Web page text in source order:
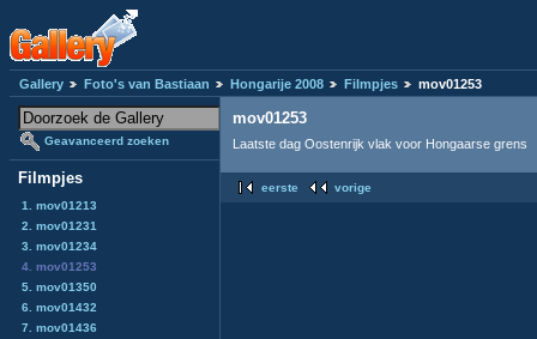
Gallery Foto's van Bastiaan Hongarije 2008 Filmpjes mov01253
Geavanceerd zoeken
Filmpjes
1. mov01213
2. mov01231
3. mov01234
4. mov01253
5. mov01350
6. mov01432
7. mov01436
mov01253
Laatste dag Oostenrijk vlak voor Hongaarse grens
eerste vorige